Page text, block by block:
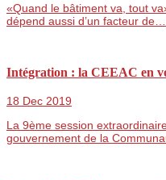
«Quand le bâtiment va, tout
dépend aussi d’un facteur de…
Intégration : la CEEAC en
18 Dec 2019
La 9ème session
gouvernement de la